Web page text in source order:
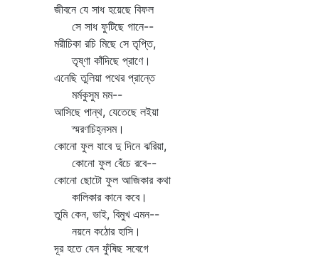
জীবনে যে সাধ হয়েছে বিফল
সে সাধ ফুটিছে গানে--
মরীচিকা রচি মিছে সে তৃপ্তি,
তৃষ্ণা কাঁদিছে প্রাণে।
এনেছি তুলিয়া পথের প্রান্তে
মর্মকুসুম মম--
আসিছে পান্থ, যেতেছে লইয়া
স্মরণচিহ্নসম।
কোনো ফুল যাবে দু দিনে ঝরিয়া,
কোনো ফুল বেঁচে রবে--
কোনো ছোটো ফুল আজিকার কথা
কালিকার কানে কবে।
তুমি কেন, ভাই, বিমুখ এমন--
নয়নে কঠোর হাসি।
দূর হতে যেন ফুঁষিছ সবেগে